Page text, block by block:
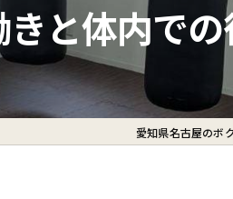
と体内で
愛知県名古屋のボ